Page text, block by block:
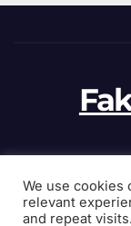
Stolz
We use cookies
relevant
and repeat